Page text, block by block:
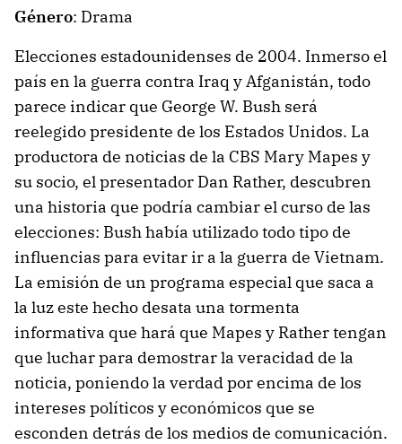
Género: Drama
Elecciones estadounidenses de 2004. Inmerso el
país en la guerra contra Iraq y Afganistán, todo
parece indicar que George W. Bush será
reelegido presidente de los Estados Unidos. La
productora de noticias de la CBS Mary Mapes y
su socio, el presentador Dan Rather, descubren
una historia que podría cambiar el curso de las
elecciones: Bush había utilizado todo tipo de
influencias para evitar ir a la guerra de Vietnam.
La emisión de un programa especial que saca a
la luz este hecho desata una tormenta
informativa que hará que Mapes y Rather tengan
que luchar para demostrar la veracidad de la
noticia, poniendo la verdad por encima de los
intereses políticos y económicos que se
esconden detrás de los medios de comunicación.